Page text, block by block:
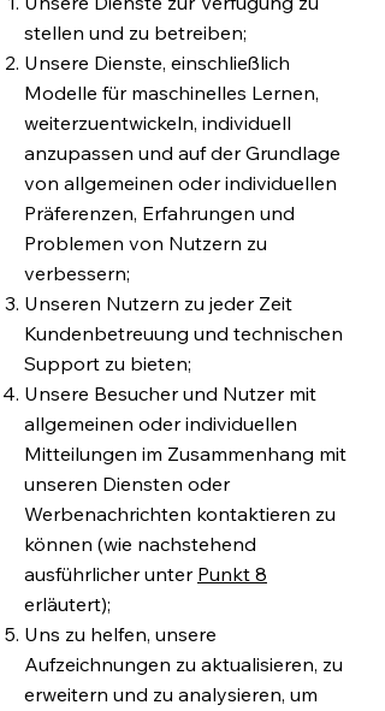
stellen und zu betreiben;
Unsere Dienste, einschließlich
Modelle für maschinelles Lernen,
weiterzuentwickeln, individuell
anzupassen und auf der Grundlage
von allgemeinen oder individuellen
Präferenzen, Erfahrungen und
Problemen von Nutzern zu
verbessern;
Unseren Nutzern zu jeder Zeit
Kundenbetreuung und technischen
Support zu bieten;
Unsere Besucher und Nutzer mit
allgemeinen oder individuellen
Mitteilungen im Zusammenhang mit
unseren Diensten oder
Werbenachrichten kontaktieren zu
können (wie nachstehend
ausführlicher unter Punkt 8
erläutert);
Uns zu helfen, unsere
Aufzeichnungen zu aktualisieren, zu
erweitern und zu analysieren, um